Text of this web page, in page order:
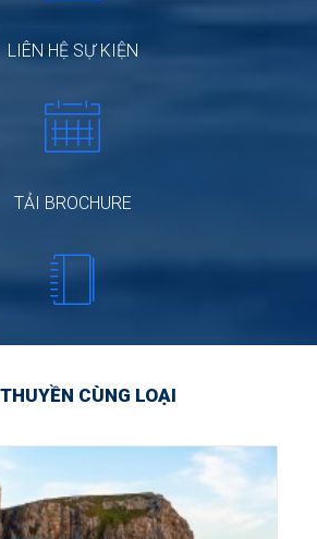
LIÊN HỆ SỰ KIỆN
TẢI BROCHURE
CÙNG LOẠI